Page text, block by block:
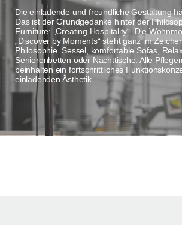
Die einladende und freundliche Gestaltung
Das ist der Grundgedanke hinter der
Furniture: „Creating Hospitality“. Die
„Discover by Moments“ steht ganz im
Philosophie. Sessel, komfortable Sofas,
Seniorenbetten oder Nachttische. Alle
beinhalten ein fortschrittliches
einladenden Ästhetik.